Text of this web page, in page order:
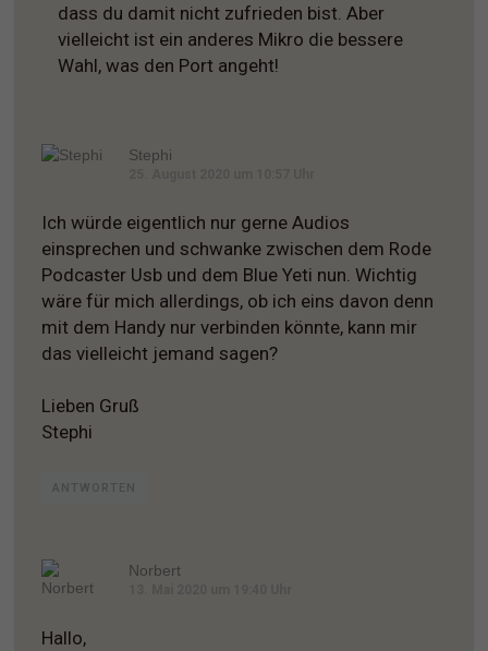
dass du damit nicht zufrieden bist. Aber
vielleicht ist ein anderes Mikro die bessere
Wahl, was den Port angeht!
Stephi
Ich würde eigentlich nur gerne Audios
einsprechen und schwanke zwischen dem Rode
Podcaster Usb und dem Blue Yeti nun. Wichtig
wäre für mich allerdings, ob ich eins davon denn
mit dem Handy nur verbinden könnte, kann mir
das vielleicht jemand sagen?
Lieben Gruß
Stephi
ANTWORTEN
Norbert
Hallo,